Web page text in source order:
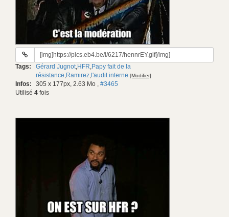
URL
gif:
Tags: Gérard Jugnot,HFR,Papy fait de la
résistance,Ramirez, l'audit interne [Modifier]
Infos: 305 x 177px, 2.63 Mo , #3465
Utilisé 4 fois